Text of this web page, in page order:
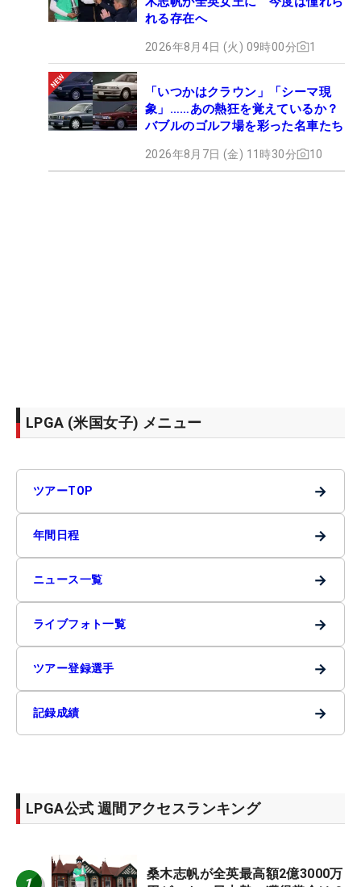
れる存在へ
2026年8月4日 (火) 09時00分 1
「いつかはクラウン」「シーマ現
象」……あの熱狂を覚えているか？
バブルのゴルフ場を彩った名車たち
2026年8月7日 (金) 11時30分 10
LPGA (米国女子) メニュー
ツアーTOP →
年間日程 →
ニュース一覧 →
ライブフォト一覧 →
ツアー登録選手 →
記録成績 →
LPGA公式 週間アクセスランキング
1
桑木志帆が全英最高額2億3000万